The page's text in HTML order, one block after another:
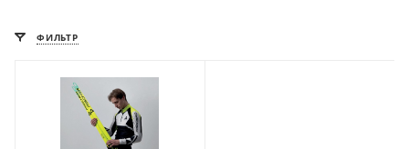
ФИЛЬТР